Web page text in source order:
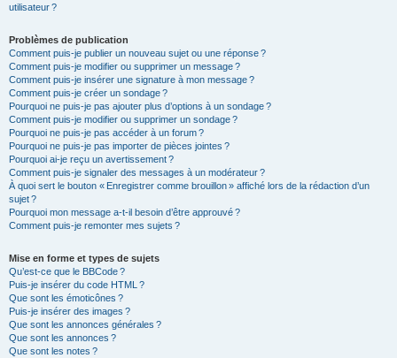
utilisateur ?
Problèmes de publication
Comment puis-je publier un nouveau sujet ou une réponse ?
Comment puis-je modifier ou supprimer un message ?
Comment puis-je insérer une signature à mon message ?
Comment puis-je créer un sondage ?
Pourquoi ne puis-je pas ajouter plus d’options à un sondage ?
Comment puis-je modifier ou supprimer un sondage ?
Pourquoi ne puis-je pas accéder à un forum ?
Pourquoi ne puis-je pas importer de pièces jointes ?
Pourquoi ai-je reçu un avertissement ?
Comment puis-je signaler des messages à un modérateur ?
À quoi sert le bouton « Enregistrer comme brouillon » affiché lors de la rédaction d’un
sujet ?
Pourquoi mon message a-t-il besoin d’être approuvé ?
Comment puis-je remonter mes sujets ?
Mise en forme et types de sujets
Qu’est-ce que le BBCode ?
Puis-je insérer du code HTML ?
Que sont les émoticônes ?
Puis-je insérer des images ?
Que sont les annonces générales ?
Que sont les annonces ?
Que sont les notes ?